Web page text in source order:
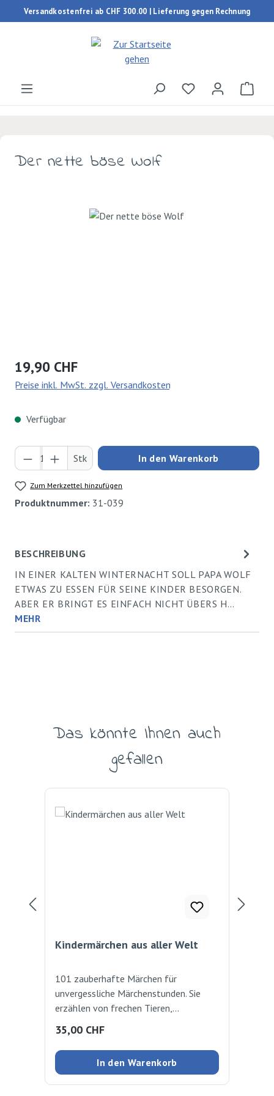
Zum Hauptinhalt springen
Versandkostenfrei ab CHF 300.00 | Lieferung gegen Rechnung
Du hast 0
Der nette böse Wolf
Bildergalerie überspringen
Regulärer Preis:
19,90 CHF
Preise inkl. MwSt. zzgl. Versandkosten
Verfügbar
Produkt Anzahl: Gib den gewünschten Wert
Stk In den Warenkorb
Zum Merkzettel hinzufügen
Produktnummer: 31-039
BESCHREIBUNG
IN EINER KALTEN WINTERNACHT SOLL PAPA WOLF
ETWAS ZU ESSEN FÜR SEINE KINDER BESORGEN.
ABER ER BRINGT ES EINFACH NICHT ÜBERS H…
MEHR
Produktgalerie überspringen
Das könnte Ihnen auch
gefallen
Kindermärchen aus aller Welt
101 zauberhafte Märchen für
unvergessliche Märchenstunden. Sie
erzählen von frechen Tieren,
Prinzessinnen. Vom Besuch im
Zwergenreich wird berichtet, wie man
Drachen und Riesen überlistet und
welche Geschenke die Heldinnen und
Regulärer Preis:
35,00 CHF
In den Warenkorb